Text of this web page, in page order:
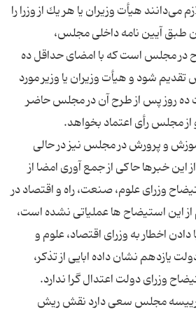
می‏‌دانند هیأت‏ وزیران‏ یا هر یك‏ از وزرا را
آیین نامه داخلی مجلس،
در مجلس‏ است‏ كه‏ با امضای‏ حداقل‏ ده‏
تقدیم‏ شود و هیأت‏ وزیران‏ یا وزیر مورد
روز پس‏ از طرح‏ آن‏ در مجلس‏ حاضر
و پرورش در مجلس نیز در حالی
خبرها حاکی از جمع آوری امضا از
وزرای علوم، صنعت، راه و اقتصاد در
این استیضاح ها عملیاتی نشده است،
اخطار به وزرای اقتصاد، علوم و
یازدهم نشان داده ابایی از تذکر،
رییسه مجلس سعی دارد نقش ریش